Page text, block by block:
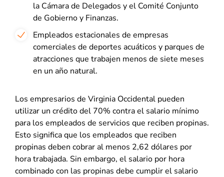
la Cámara de Delegados y el Comité Conjunto
de Gobierno y Finanzas.
Empleados estacionales de empresas
comerciales de deportes acuáticos y parques de
atracciones que trabajen menos de siete meses
en un año natural.
Los empresarios de Virginia Occidental pueden
utilizar un crédito del 70% contra el salario mínimo
para los empleados de servicios que reciben propinas.
Esto significa que los empleados que reciben
propinas deben cobrar al menos 2,62 dólares por
hora trabajada. Sin embargo, el salario por hora
combinado con las propinas debe cumplir el salario